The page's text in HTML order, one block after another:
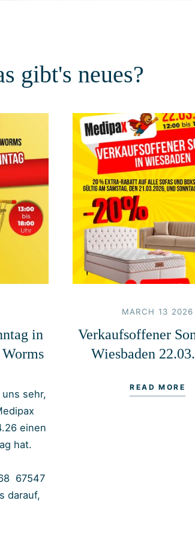
gibt's neues?
in
sehr,
einen
hat.
67547
darauf,
MARCH 13 2026
Verkaufsoffener
Wiesbaden
READ MORE